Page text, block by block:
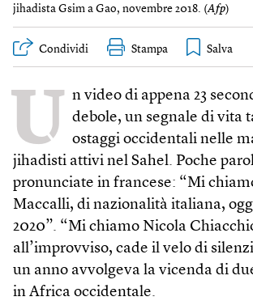
jihadista Gsim a Gao, novembre 2018. (Afp)
Condividi Stampa
U n video di appena 23
debole, un segnale di vita
ostaggi occidentali nelle
jihadisti attivi nel Sahel. Poche
pronunciate in francese: “Mi
Maccalli, di nazionalità italiana,
2020”. “Mi chiamo Nicola
all’improvviso, cade il velo di
un anno avvolgeva la vicenda di
in Africa occidentale.